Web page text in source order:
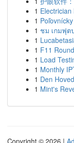
1
1
1 ชม เกมฟุต
1
1 F11
1 Load
1 Monthly
1 Den
1 Mint's
Copyright © 2026 |